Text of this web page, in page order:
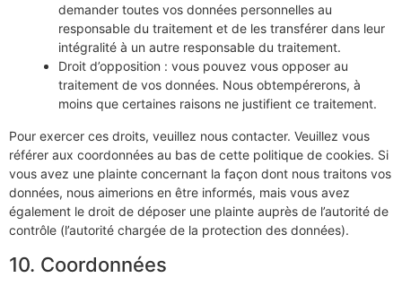
demander toutes vos données personnelles au
responsable du traitement et de les transférer dans leur
intégralité à un autre responsable du traitement.
Droit d’opposition : vous pouvez vous opposer au
traitement de vos données. Nous obtempérerons, à
moins que certaines raisons ne justifient ce traitement.
Pour exercer ces droits, veuillez nous contacter. Veuillez vous
référer aux coordonnées au bas de cette politique de cookies. Si
vous avez une plainte concernant la façon dont nous traitons vos
données, nous aimerions en être informés, mais vous avez
également le droit de déposer une plainte auprès de l’autorité de
contrôle (l’autorité chargée de la protection des données).
10. Coordonnées